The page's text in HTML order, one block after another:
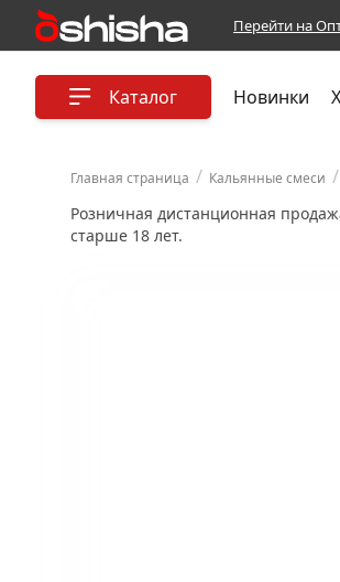
Перейти на
Каталог Новинки
Главная страница / Кальянные смеси /
Розничная дистанционная
старше 18 лет.